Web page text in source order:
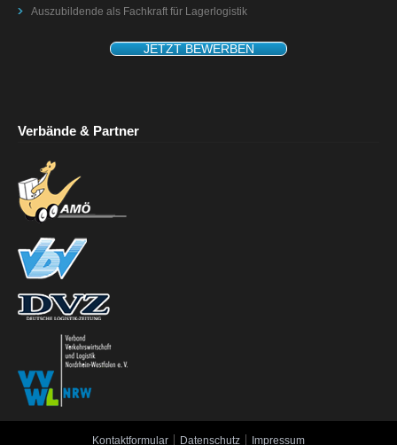
Auszubildende als Fachkraft für Lagerlogistik
JETZT BEWERBEN
Verbände & Partner
Kontaktformular Datenschutz Impressum